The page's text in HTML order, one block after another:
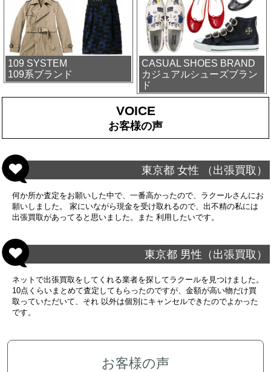
109 SYSTEM
109系ブランド
CASUAL SHOES BRAND
カジュアルシューズブラン
ド
VOICE
お客様の声
東京都 女性 （出張買取）
何か所か査定をお願いした中で、一番高かったので、ラクールさんにお
願いしました。 家にいながら現金を受け取れるので、出不精の私には
出張買取があってると思いました。また 利用したいです。
東京都 男性（出張買取）
ネットで出張買取をしてくれる業者を探してラクールを見つけました。
10点くらいまとめて査定してもらったのですが、金額が高い物だけ買
取っていただいて、それ 以外は個別にキャンセルできたのでよかった
です。
お客様の声